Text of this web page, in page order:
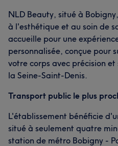
NLD Beauty, situé à
à l'esthétique et au soin de
accueille pour une
personnalisée, conçue pour
votre corps avec précision
la Seine-Saint-Denis.
Transport public le plus
L'établissement bénéficie
situé à seulement quatre
station de métro Bobigny -